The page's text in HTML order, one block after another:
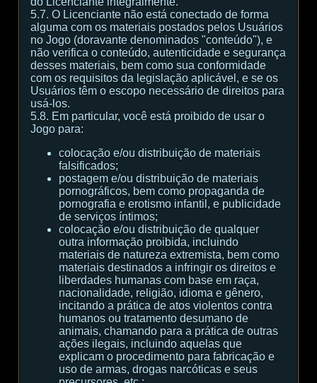
5.7. O Licenciante não está conectado de forma
alguma com os materiais postados pelos Usuários
no Jogo (doravante denominados "conteúdo"), e
não verifica o conteúdo, autenticidade e segurança
desses materiais, bem como sua conformidade
com os requisitos da legislação aplicável, e se os
Usuários têm o escopo necessário de direitos para
usá-los.
5.8. Em particular, você está proibido de usar o
Jogo para:
colocação e/ou distribuição de materiais
falsificados;
postagem e/ou distribuição de materiais
pornográficos, bem como propaganda de
pornografia e erotismo infantil, e publicidade
de serviços íntimos;
colocação e/ou distribuição de qualquer
outra informação proibida, incluindo
materiais de natureza extremista, bem como
materiais destinados a infringir os direitos e
liberdades humanas com base em raça,
nacionalidade, religião, idioma e gênero,
incitando a prática de atos violentos contra
humanos ou tratamento desumano de
animais, chamando para a prática de outras
ações ilegais, incluindo aquelas que
explicam o procedimento para fabricação e
uso de armas, drogas narcóticas e seus